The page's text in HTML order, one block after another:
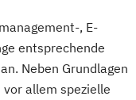
, E-
entsprechende
Neben Grundlagen
vor allem spezielle